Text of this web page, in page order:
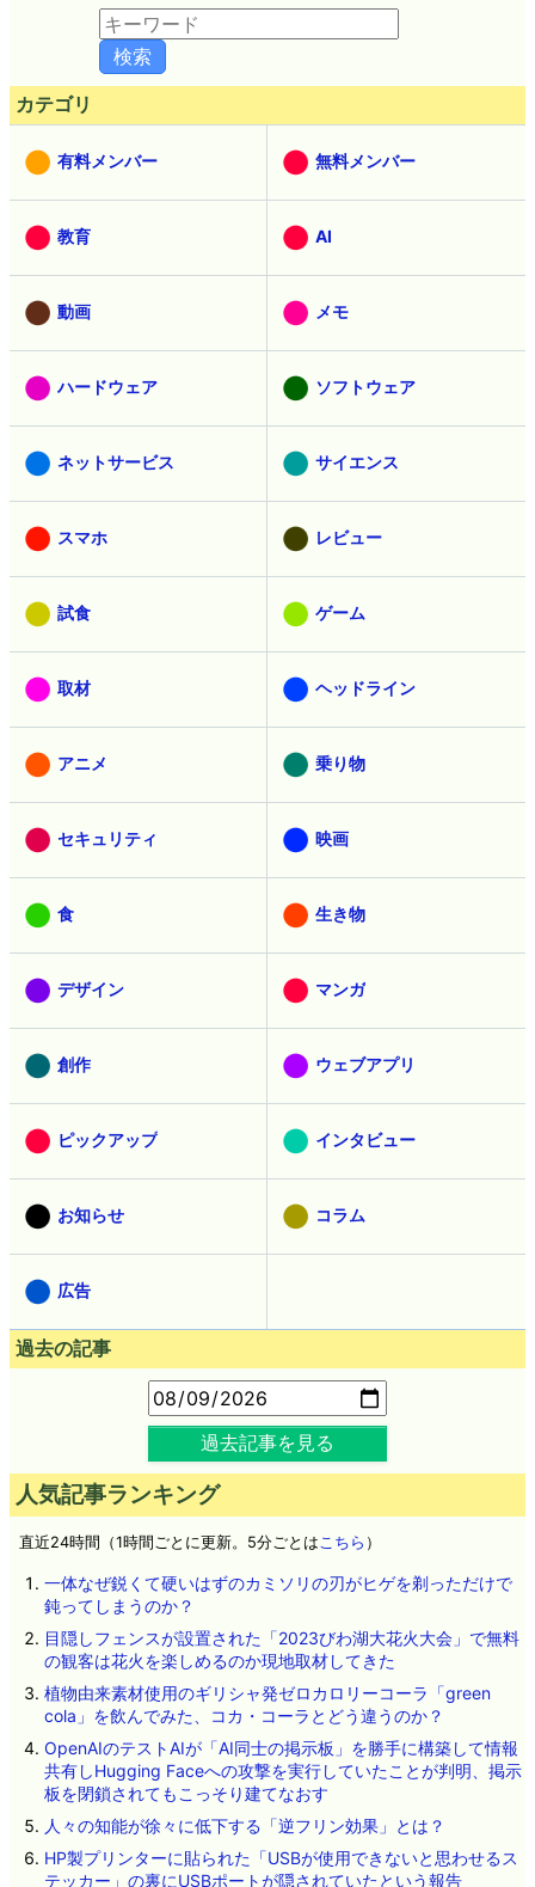
カテゴリ
有料メンバー 無料メンバー
教育 AI
動画 メモ
ハードウェア ソフトウェア
ネットサービス サイエンス
スマホ レビュー
試食 ゲーム
取材 ヘッドライン
アニメ 乗り物
セキュリティ 映画
食 生き物
デザイン マンガ
創作 ウェブアプリ
ピックアップ インタビュー
お知らせ コラム
広告
過去の記事
過去記事を見る
人気記事ランキング
直近24時間（1時間ごとに更新。5分ごとはこちら ）
一体なぜ鋭くて硬いはずのカミソリの刃がヒゲを剃っただけで
鈍ってしまうのか？
目隠しフェンスが設置された「2023びわ湖大花火大会」で無料
の観客は花火を楽しめるのか現地取材してきた
植物由来素材使用のギリシャ発ゼロカロリーコーラ「green
cola」を飲んでみた、コカ・コーラとどう違うのか？
OpenAIのテストAIが「AI同士の掲示板」を勝手に構築して情報
共有しHugging Faceへの攻撃を実行していたことが判明、掲示
板を閉鎖されてもこっそり建てなおす
人々の知能が徐々に低下する「逆フリン効果」とは？
HP製プリンターに貼られた「USBが使用できないと思わせるス
テッカー」の裏にUSBポートが隠されていたという報告